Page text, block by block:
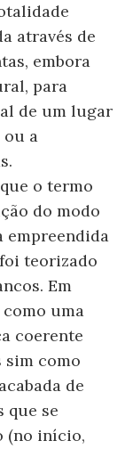
através de
embora
para
de um lugar
ou a
o termo
do modo
teorizado
Em
uma
coerente
sim como
de
que se
(no início,